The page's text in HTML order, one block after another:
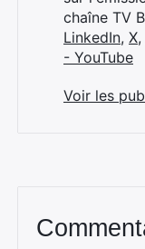
chaîne TV
LinkedIn, X,
- YouTube
Voir les